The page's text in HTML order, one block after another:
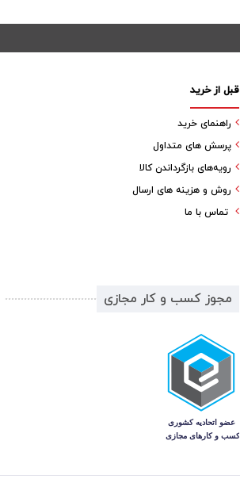
قبل از خرید
راهنمای خرید
پرسش های متداول
رویه‌های بازگرداندن کالا
روش و هزینه های ارسال
تماس با ما
مجوز کسب و کار مجازی